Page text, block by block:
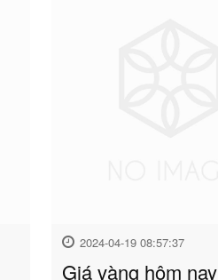
2024-04-19 08:57:37
Giá vàng hôm nay